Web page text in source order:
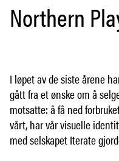
Northern
I løpet av de siste årene
gått fra et ønske om å
motsatte: å få ned
vårt, har vår visuelle
med selskapet Iterate